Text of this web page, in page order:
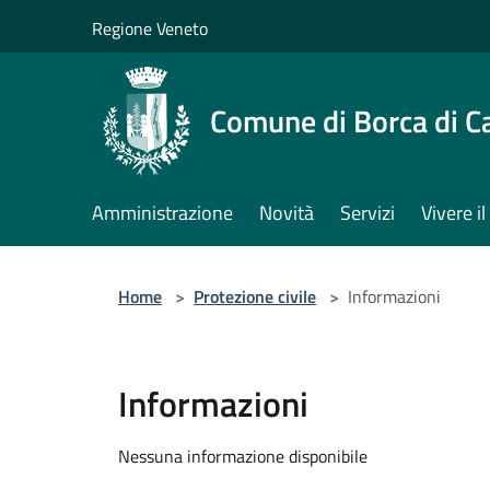
Regione Veneto
Comune di Borca di
Amministrazione Novità Servizi Vivere
Home > Protezione civile > Informazioni
Informazioni
Nessuna informazione disponibile